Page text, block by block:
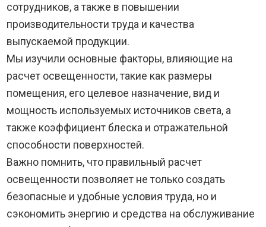
сотрудников, а также в повышении
производительности труда и качества
выпускаемой продукции.
Мы изучили основные факторы, влияющие на
расчет освещенности, такие как размеры
помещения, его целевое назначение, вид и
мощность используемых источников света, а
также коэффициент блеска и отражательной
способности поверхностей.
Важно помнить, что правильный расчет
освещенности позволяет не только создать
безопасные и удобные условия труда, но и
сэкономить энергию и средства на обслуживание